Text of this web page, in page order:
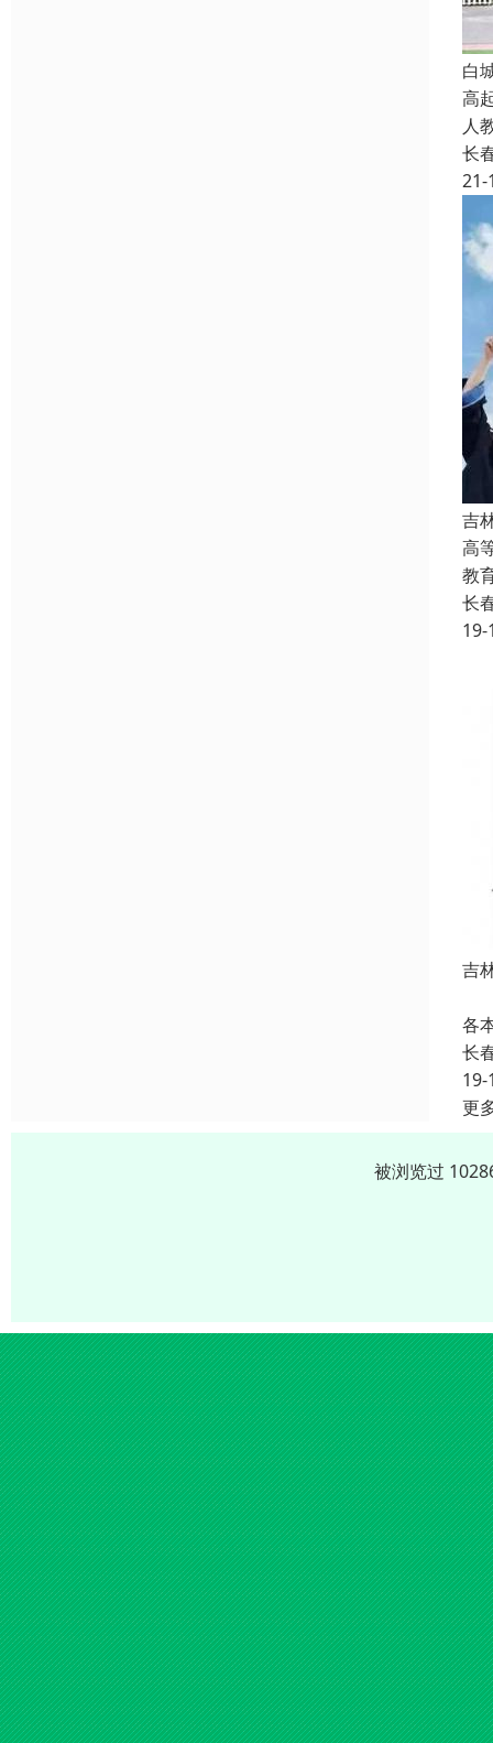
白
高
人
长
21-
吉
高
教
长
19-
吉
各
长
19-
更
被浏览过